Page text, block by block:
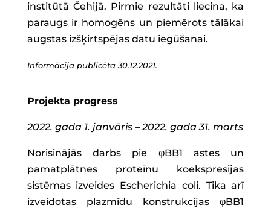
institūtā Čehijā. Pirmie rezultāti liecina, ka
paraugs ir homogēns un piemērots tālākai
augstas izšķirtspējas datu iegūšanai.
Informācija publicēta 30.12.2021.
Projekta progress
2022. gada 1. janvāris – 2022. gada 31. marts
Norisinājās darbs pie φBB1 astes un
pamatplātnes proteīnu koekspresijas
sistēmas izveides Escherichia coli. Tika arī
izveidotas plazmīdu konstrukcijas φBB1